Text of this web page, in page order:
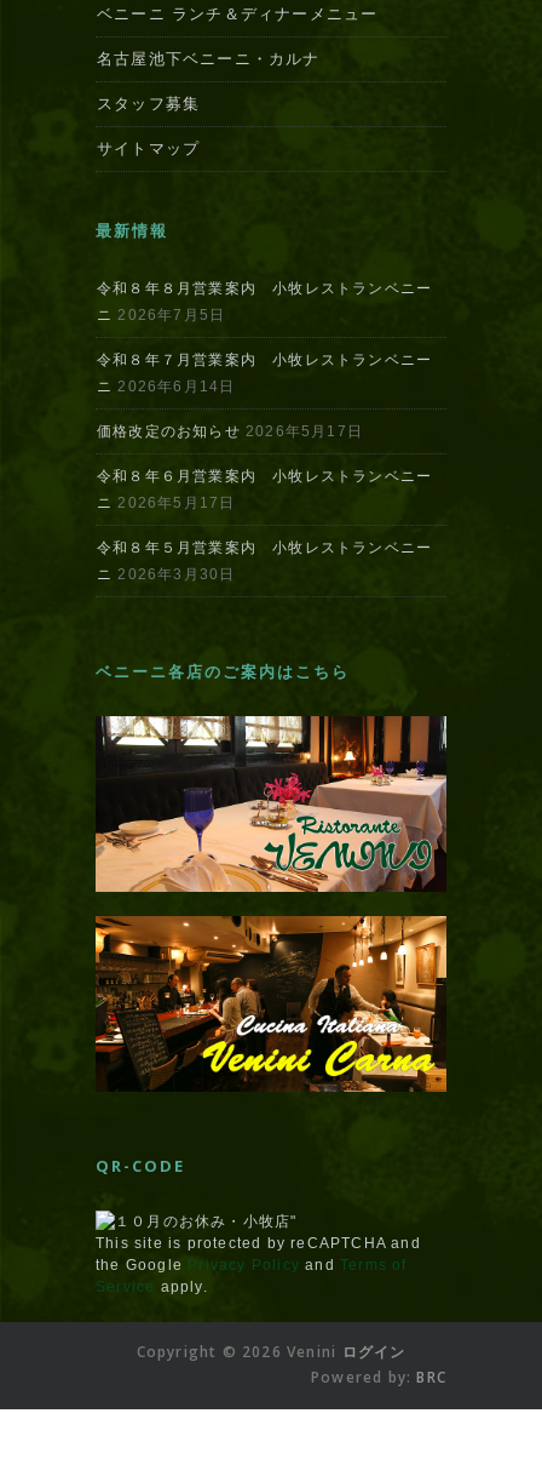
ベニーニ ランチ＆ディナーメニュー
名古屋池下ベニーニ・カルナ
スタッフ募集
サイトマップ
最新情報
令和８年８月営業案内 小牧レストランベニー
ニ 2026年7月5日
令和８年７月営業案内 小牧レストランベニー
ニ 2026年6月14日
価格改定のお知らせ 2026年5月17日
令和８年６月営業案内 小牧レストランベニー
ニ 2026年5月17日
令和８年５月営業案内 小牧レストランベニー
ニ 2026年3月30日
ベニーニ各店のご案内はこちら
QR-CODE
This site is protected by reCAPTCHA and
the Google Privacy Policy andTerms of
Service apply.
Copyright © 2026 Venini ログイン
Powered by:BRC